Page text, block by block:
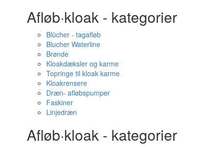
Afløb·kloak - kategorier
Blücher - tagafløb
Blucher Waterline
Brønde
Kloakdæksler og karme
Topringe til kloak karme
Kloakrensere
Dræn- afløbspumper
Faskiner
Linjedræn
Afløb·kloak - kategorier